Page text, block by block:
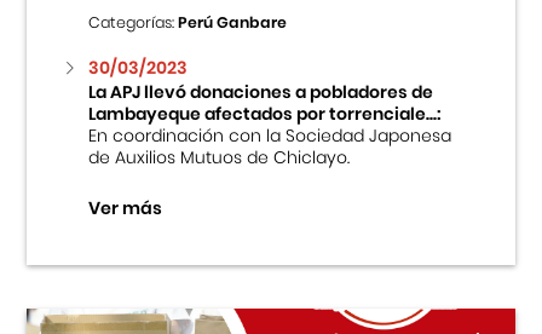
Museo de la Inmigración Japonesa
Fondo Editorial
Teatro Peruano Japonés
Categorías:Perú Ganbare
30/03/2023
La APJ llevó donaciones a pobladores de
Lambayeque afectados por torrenciale...:
En coordinación con la Sociedad Japonesa
de Auxilios Mutuos de Chiclayo.
Ver más